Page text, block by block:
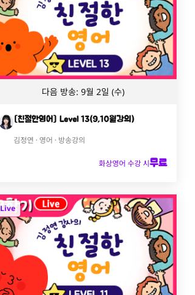
다음 방송: 9월 2일 (수)
[친절한영어] Level 13(9,10월강의)
김정연 · 영어 · 방송강의
화상영어 수강 시무료
Live